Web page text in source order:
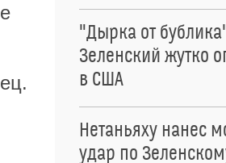
"Дырка от
Зеленский жутко
в США
Нетаньяху нанес
удар по